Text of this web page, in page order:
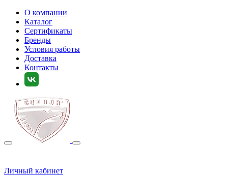
О компании
Каталог
Сертификаты
Бренды
Условия работы
Доставка
Контакты
Личный кабинет